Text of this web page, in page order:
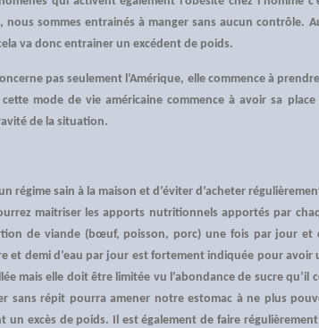
sommes entrainés à manger sans aucun contrôle.
va donc entrainer un excédent de poids.
pas seulement l’Amérique, elle commence à
cette mode de vie américaine commence à avoir sa
de la situation.
régime sain à la maison et d’éviter d’acheter
maitriser les apports nutritionnels apportés par
de viande (bœuf, poisson, porc) une fois par jour et
et demi d’eau par jour est fortement indiquée pour avoir
mais elle doit être limitée vu l’abondance de sucre
sans répit pourra amener notre estomac à ne plus
un excès de poids. Il est également de faire